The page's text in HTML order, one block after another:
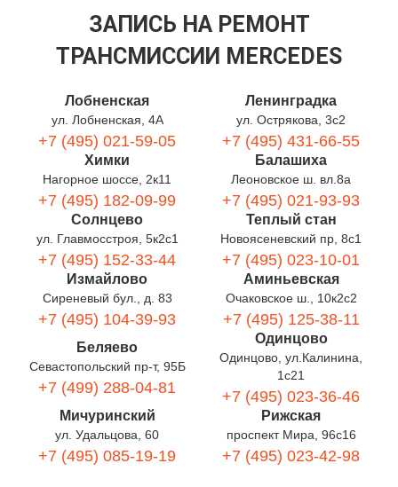
ЗАПИСЬ НА РЕМОНТ
ТРАНСМИССИИ MERCEDES
Лобненская
ул. Лобненская, 4А
+7 (495) 021-59-05
Ленинградка
ул. Острякова, 3с2
+7 (495) 431-66-55
Химки
Нагорное шоссе, 2к11
+7 (495) 182-09-99
Балашиха
Леоновское ш. вл.8а
+7 (495) 021-93-93
Солнцево
ул. Главмосстроя, 5к2с1
+7 (495) 152-33-44
Теплый стан
Новоясеневский пр, 8с1
+7 (495) 023-10-01
Измайлово
Сиреневый бул., д. 83
+7 (495) 104-39-93
Аминьевская
Очаковское ш., 10к2с2
+7 (495) 125-38-11
Беляево
Севастопольский пр-т, 95Б
+7 (499) 288-04-81
Одинцово
Одинцово, ул.Калинина,
1с21
+7 (495) 023-36-46
Мичуринский
ул. Удальцова, 60
+7 (495) 085-19-19
Рижская
проспект Мира, 96с16
+7 (495) 023-42-98